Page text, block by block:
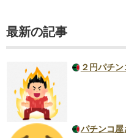
最新の記事
２円パチン
パチンコ屋